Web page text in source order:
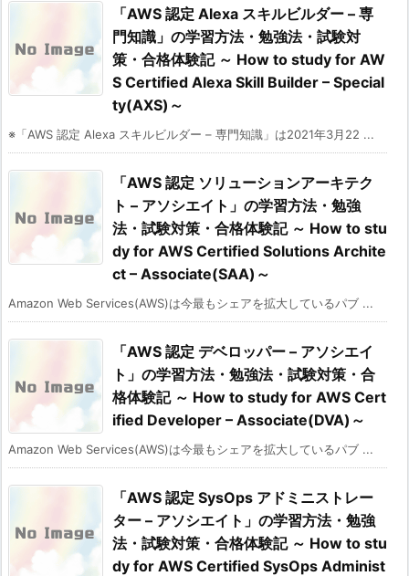
「AWS 認定 Alexa スキルビルダー – 専
門知識」の学習方法・勉強法・試験対
策・合格体験記 ～ How to study for AW
S Certified Alexa Skill Builder – Special
ty(AXS)～
※「AWS 認定 Alexa スキルビルダー – 専門知識」は2021年3月22 ...
「AWS 認定 ソリューションアーキテク
ト – アソシエイト」の学習方法・勉強
法・試験対策・合格体験記 ～ How to stu
dy for AWS Certified Solutions Archite
ct – Associate(SAA)～
Amazon Web Services(AWS)は今最もシェアを拡大しているパブ ...
「AWS 認定 デベロッパー – アソシエイ
ト」の学習方法・勉強法・試験対策・合
格体験記 ～ How to study for AWS Cert
ified Developer – Associate(DVA)～
Amazon Web Services(AWS)は今最もシェアを拡大しているパブ ...
「AWS 認定 SysOps アドミニストレー
ター – アソシエイト」の学習方法・勉強
法・試験対策・合格体験記 ～ How to stu
dy for AWS Certified SysOps Administ